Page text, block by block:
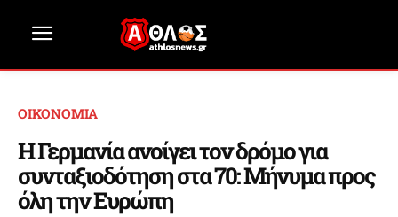
ΟΙΚΟΝΟΜΙΑ
Η Γερμανία ανοίγει τον δρόμο για
συνταξιοδότηση στα 70: Μήνυμα προς
όλη την Ευρώπη